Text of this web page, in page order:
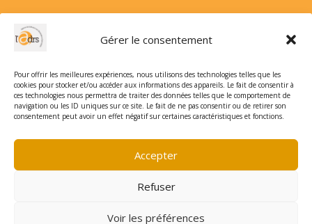
Gérer le consentement
Pour offrir les meilleures expériences, nous utilisons des technologies telles que les
cookies pour stocker et/ou accéder aux informations des appareils. Le fait de consentir à
ces technologies nous permettra de traiter des données telles que le comportement de
navigation ou les ID uniques sur ce site. Le fait de ne pas consentir ou de retirer son
consentement peut avoir un effet négatif sur certaines caractéristiques et fonctions.
Accepter
Refuser
Voir les préférences
Politique de cookies